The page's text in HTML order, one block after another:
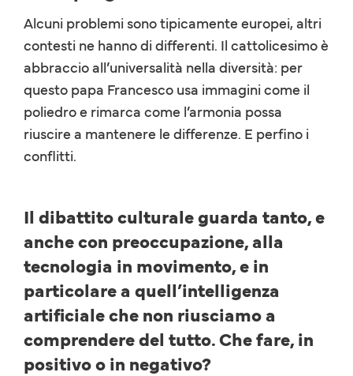
Alcuni problemi sono tipicamente europei, altri
contesti ne hanno di differenti. Il cattolicesimo è
abbraccio all’universalità nella diversità: per
questo papa Francesco usa immagini come il
poliedro e rimarca come l’armonia possa
riuscire a mantenere le differenze. E perfino i
conflitti.
Il dibattito culturale guarda tanto, e
anche con preoccupazione, alla
tecnologia in movimento, e in
particolare a quell’intelligenza
artificiale che non riusciamo a
comprendere del tutto. Che fare, in
positivo o in negativo?